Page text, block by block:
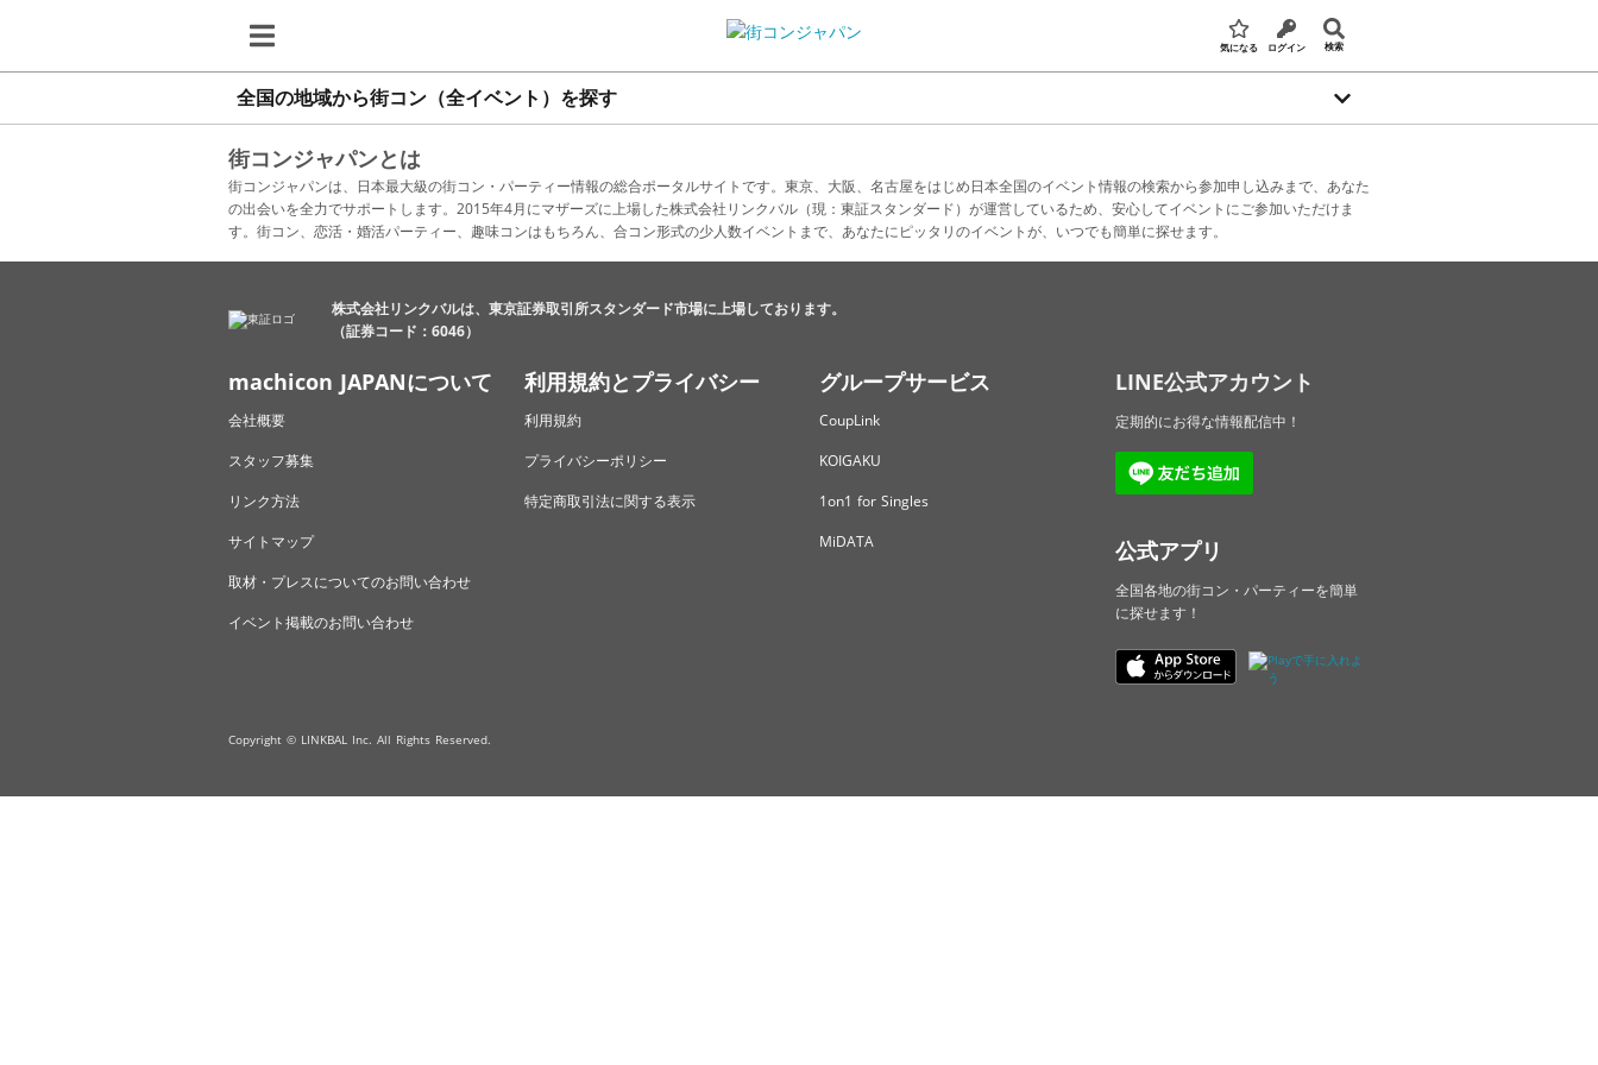
気になる ログイン 検索
全国の地域から街コン（全イベント）を探す
街コンジャパンとは
街コンジャパンは、日本最大級の街コン・パーティー情報の総合ポータルサイトです。東京、大阪、名古屋をはじめ日本全国のイベント情報の検索から参加申し込みまで、あなた
の出会いを全力でサポートします。2015年4月にマザーズに上場した株式会社リンクバル（現：東証スタンダード）が運営しているため、安心してイベントにご参加いただけま
す。街コン、恋活・婚活パーティー、趣味コンはもちろん、合コン形式の少人数イベントまで、あなたにピッタリのイベントが、いつでも簡単に探せます。
株式会社リンクバルは、東京証券取引所スタンダード市場に上場しております。
（証券コード：6046）
machicon JAPANについて
会社概要
スタッフ募集
リンク方法
サイトマップ
取材・プレスについてのお問い合わせ
イベント掲載のお問い合わせ
利用規約とプライバシー
利用規約
プライバシーポリシー
特定商取引法に関する表示
グループサービス
CoupLink
KOIGAKU
1on1 for Singles
MiDATA
LINE公式アカウント
定期的にお得な情報配信中！
公式アプリ
全国各地の街コン・パーティーを簡単
に探せます！
Copyright © LINKBAL Inc. All Rights Reserved.